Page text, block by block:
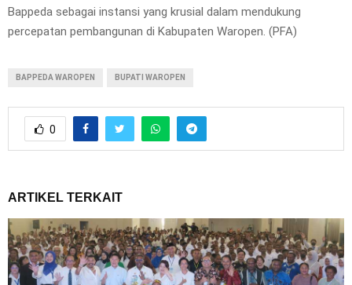
Bappeda sebagai instansi yang krusial dalam mendukung
percepatan pembangunan di Kabupaten Waropen. (PFA)
BAPPEDA WAROPEN BUPATI WAROPEN
0
ARTIKEL TERKAIT